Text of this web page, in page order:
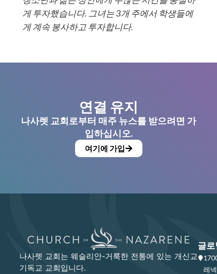
게 투자했습니다. 그녀는 3개 주에서 학생들에
게 계속 봉사하고 투자합니다.
연결 유지
나사렛 교회로부터 매주 뉴스를 받으려면 가
입하십시오.
여기에 가입
나사렛 교회는 웨슬리안-거룩한 전통에 있는 개신교
기독교 교회입니다.
글로
레